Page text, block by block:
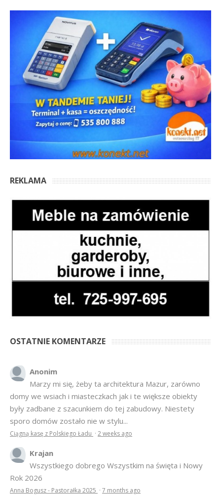
REKLAMA
OSTATNIE KOMENTARZE
Anonim
Marzy mi się, żeby ta architektura Mazur, zarówno
domy we wsiach i miasteczkach jak i te większe obiekty
były zadbane z szacunkiem do tej zabudowy. Niestety
sporo domów zostało nie w stylu...
Ciągną kasę z Polskiego Ładu · 2 weeks ago
Krajan
Wszystkiego dobrego Wszystkim na święta i Nowy
Rok 2026
Anna Bogusz - Pastorałka 2025 · 7 months ago